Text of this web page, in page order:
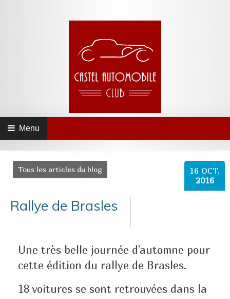
Menu
Tous les articles du blog 16 OCT.
2016
Rallye de Brasles
Une très belle journée d'automne pour
cette édition du rallye de Brasles.
18 voitures se sont retrouvées dans la